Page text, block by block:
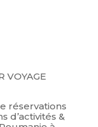
VOYAGE
réservations
d’activités &